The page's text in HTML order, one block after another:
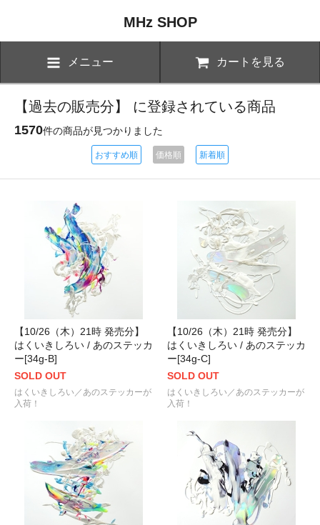
MHz SHOP
メニュー カートを見る
【過去の販売分】 に登録されている商品
1570件の商品が見つかりました
おすすめ順 価格順 新着順
【10/26（木）21時 発売分】
はくいきしろい / あのステッカ
ー[34g-B]
SOLD OUT
はくいきしろい／あのステッカーが
入荷！
【10/26（木）21時 発売分】
はくいきしろい / あのステッカ
ー[34g-C]
SOLD OUT
はくいきしろい／あのステッカーが
入荷！